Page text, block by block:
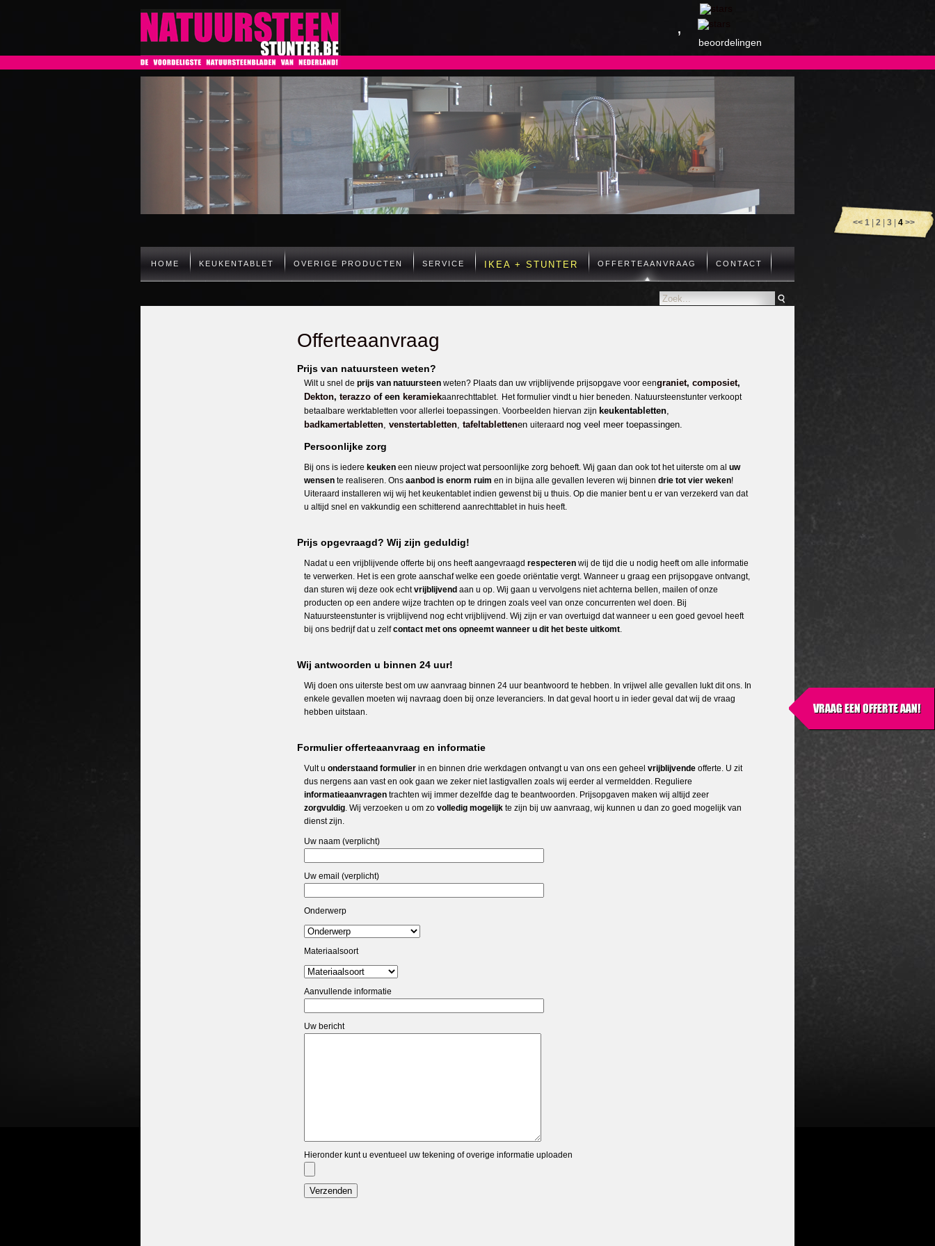
,
beoordelingen
<< 1|2 |3|4 >>
HOME KEUKENTABLET OVERIGE PRODUCTEN SERVICE IKEA + STUNTER OFFERTEAANVRAAG CONTACT
Offerteaanvraag
Prijs van natuursteen weten?
Wilt u snel de prijs van natuursteen weten? Plaats dan uw vrijblijvende prijsopgave voor eengraniet, composiet,
Dekton, terazzo of een keramiekaanrechttablet. Het formulier vindt u hier beneden. Natuursteenstunter verkoopt
betaalbare werktabletten voor allerlei toepassingen. Voorbeelden hiervan zijn keukentabletten,
badkamertabletten, venstertabletten, tafeltablettenen uiteraard nog veel meer toepassingen.
Persoonlijke zorg
Bij ons is iedere keuken een nieuw project wat persoonlijke zorg behoeft. Wij gaan dan ook tot het uiterste om al uw
wensen te realiseren. Ons aanbod is enorm ruim en in bijna alle gevallen leveren wij binnen drie tot vier weken!
Uiteraard installeren wij wij het keukentablet indien gewenst bij u thuis. Op die manier bent u er van verzekerd van dat
u altijd snel en vakkundig een schitterend aanrechttablet in huis heeft.
Prijs opgevraagd? Wij zijn geduldig!
Nadat u een vrijblijvende offerte bij ons heeft aangevraagd respecteren wij de tijd die u nodig heeft om alle informatie
te verwerken. Het is een grote aanschaf welke een goede oriëntatie vergt. Wanneer u graag een prijsopgave ontvangt,
dan sturen wij deze ook echtvrijblijvend aan u op. Wij gaan u vervolgens niet achterna bellen, mailen of onze
producten op een andere wijze trachten op te dringen zoals veel van onze concurrenten wel doen. Bij
Natuursteenstunter is vrijblijvend nog echt vrijblijvend. Wij zijn er van overtuigd dat wanneer u een goed gevoel heeft
bij ons bedrijf dat u zelfcontact met ons opneemt wanneer u dit het beste uitkomt.
Wij antwoorden u binnen 24 uur!
Wij doen ons uiterste best om uw aanvraag binnen 24 uur beantwoord te hebben. In vrijwel alle gevallen lukt dit ons. In
enkele gevallen moeten wij navraag doen bij onze leveranciers. In dat geval hoort u in ieder geval dat wij de vraag
hebben uitstaan.
Formulier offerteaanvraag en informatie
Vult u onderstaand formulier in en binnen drie werkdagen ontvangt u van ons een geheel vrijblijvende offerte. U zit
dus nergens aan vast en ook gaan we zeker niet lastigvallen zoals wij eerder al vermeldden. Reguliere
informatieaanvragen trachten wij immer dezelfde dag te beantwoorden. Prijsopgaven maken wij altijd zeer
zorgvuldig. Wij verzoeken u om zo volledig mogelijk te zijn bij uw aanvraag, wij kunnen u dan zo goed mogelijk van
dienst zijn.
Uw naam (verplicht)
Uw email (verplicht)
Onderwerp
Materiaalsoort
Aanvullende informatie
Uw bericht
Hieronder kunt u eventueel uw tekening of overige informatie uploaden